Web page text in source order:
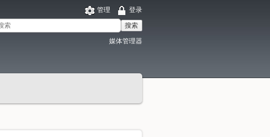
管理 登录
搜索
媒体管理器